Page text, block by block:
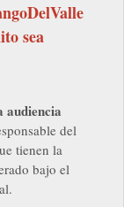
sea
audiencia
del
tienen la
bajo el